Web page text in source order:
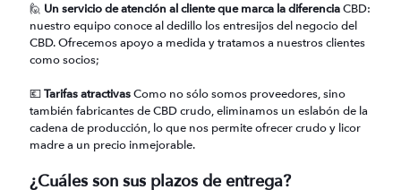
🙋 Un servicio de atención al cliente que marca la diferenciaCBD:
nuestro equipo conoce al dedillo los entresijos del negocio del
CBD. Ofrecemos apoyo a medida y tratamos a nuestros clientes
como socios;
💶Tarifas atractivasComo no sólo somos proveedores, sino
también fabricantes de CBD crudo, eliminamos un eslabón de la
cadena de producción, lo que nos permite ofrecer crudo y licor
madre a un precio inmejorable.
¿Cuáles son sus plazos de entrega?